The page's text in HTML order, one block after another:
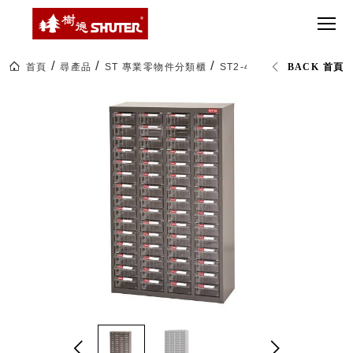
首頁 尋產品 ST 專業零物件分類櫃 ST2-460 四排 60格零件櫃
BACK 首頁
型工具車
SCT-H不鏽
桌
HK 掛板配
件．洞洞
板配件
HB 耐衝擊
分類置物
整理盒
MS-HB 快
取車
FO 掀開式
件分類盒
MS-FO 快
網美級
貨櫃屋
必備
超
級
玩
家
打
造
MORE
MILESTONE 樹
德歷程
MEDIA PRESS 多
媒體
MAGAZINE 雜誌
SOCIAL CARE 公
益
AWARDS 獲獎榮耀
MILESTONE 逐夢
腳步
CUSTOMIZED 樹
Dreamfactory|樹
德收納學旅工場